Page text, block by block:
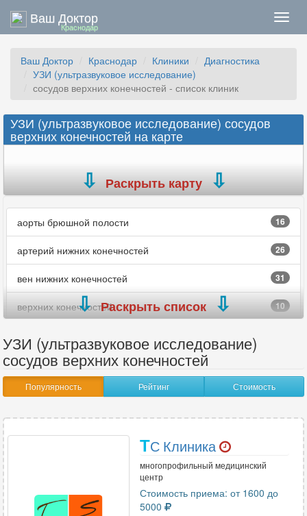
Ваш Доктор
Краснодар
Ваш Доктор Краснодар Клиники
Диагностика
УЗИ (ультразвуковое исследование)
сосудов верхних конечностей - список клиник
УЗИ (ультразвуковое исследование) сосудов
верхних конечностей на карте
Раскрыть карту
аорты брюшной полости 16
артерий нижних конечностей 26
вен нижних конечностей 31
верхних конечностей 10
вилочковой железы
внутренних женских половых органов
гайморовых пазух носа
гистеросальпингоскопия (УЗГСС) 7
головного мозга
Раскрыть список
УЗИ (ультразвуковое исследование)
сосудов верхних конечностей
Популярность Рейтинг Стоимость
ТС Клиника
многопрофильный медицинский
центр
Стоимость приема: от 1600 до
5000